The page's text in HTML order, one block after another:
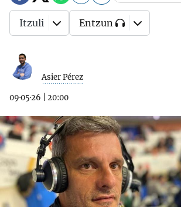
Asier Pérez
09·05·26 20:00
Itzuli Entzun